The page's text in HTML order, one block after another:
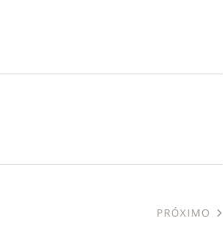
PRÓXIMO